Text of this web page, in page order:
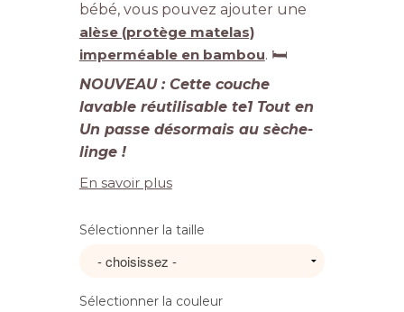
bébé, vous pouvez ajouter une
alèse (protège matelas)
imperméable en bambou. 🛏️
NOUVEAU : Cette couche
lavable réutilisable te1 Tout en
Un passe désormais au sèche-
linge !
En savoir plus
Sélectionner la taille
Sélectionner la couleur